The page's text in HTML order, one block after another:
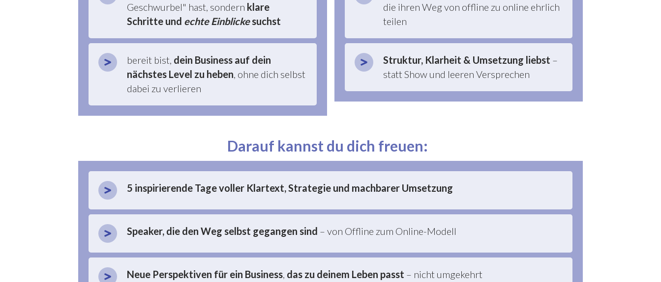
Geschwurbel" hast, sondern klare
Schritte und echte Einblickesuchst
bereit bist, dein Business auf dein
nächstes Level zu heben, ohne dich selbst
dabei zu verlieren
die ihren Weg von offline zu online ehrlich
teilen
Struktur, Klarheit & Umsetzung liebst –
statt Show und leeren Versprechen
Darauf kannst du dich freuen:
5 inspirierende Tage voller Klartext, Strategie und machbarer Umsetzung
Speaker, die den Weg selbst gegangen sind – von Offline zum Online-Modell
Neue Perspektiven für ein Business, das zu deinem Leben passt – nicht umgekehrt